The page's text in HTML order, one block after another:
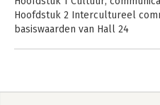
Hoofdstuk 2 Intercultureel
basiswaarden van Hall 24